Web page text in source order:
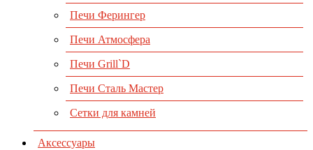
Печи Ферингер
Печи Атмосфера
Печи Grill`D
Печи Сталь Мастер
Сетки для камней
Аксессуары